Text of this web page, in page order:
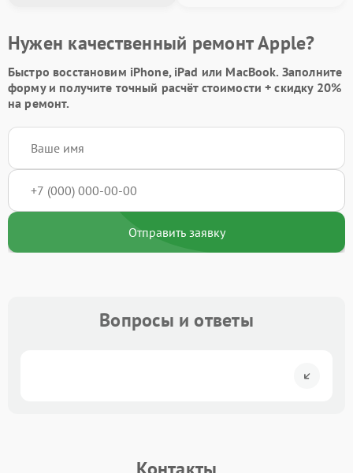
Нужен качественный ремонт Apple?
Быстро восстановим iPhone, iPad или MacBook. Заполните
формуи получите точный расчёт стоимости +скидку 20%
на ремонт.
Отправить заявку
Вопросы и ответы